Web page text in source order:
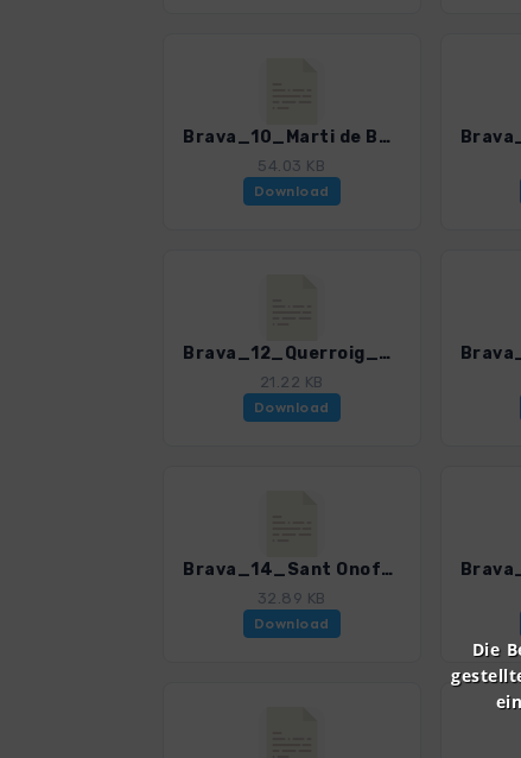
Brava_10_Marti de Baussitges_4328_4.gpx
54.03 KB
Download
Brava_12_Querroig_4328_4.gpx
21.22 KB
Download
Brava_14_Sant Onofre_4328_4.gpx
32.89 KB
Download
Die